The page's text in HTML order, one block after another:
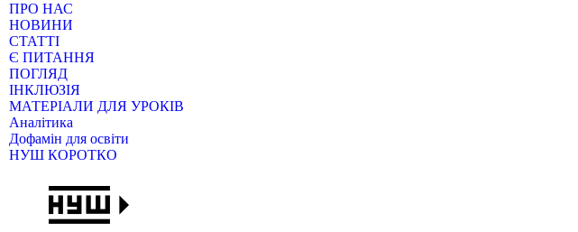
ПРО НАС
НОВИНИ
СТАТТІ
Є ПИТАННЯ
ПОГЛЯД
ІНКЛЮЗІЯ
МАТЕРІАЛИ ДЛЯ УРОКІВ
Аналітика
Дофамін для освіти
НУШ КОРОТКО